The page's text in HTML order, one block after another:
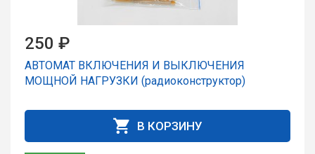
250 ₽
АВТОМАТ ВКЛЮЧЕНИЯ И ВЫКЛЮЧЕНИЯ
МОЩНОЙ НАГРУЗКИ (радиоконструктор)
В КОРЗИНУ